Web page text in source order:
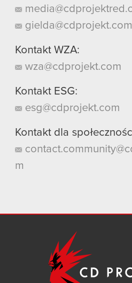
gielda@cdprojekt.com
Kontakt WZA:
wza@cdprojekt.com
Kontakt ESG:
esg@cdprojekt.com
Kontakt dla
m